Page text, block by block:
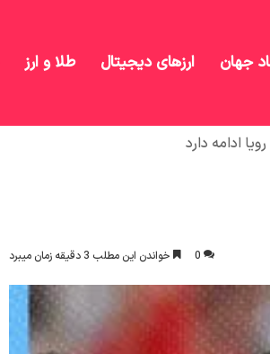
جهان ارزهای دیجیتال طلا و ارز
ادامه دارد
0 خواندن این مطلب 3 دقیقه زمان میبرد